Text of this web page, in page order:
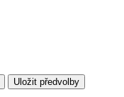
Uložit předvolby